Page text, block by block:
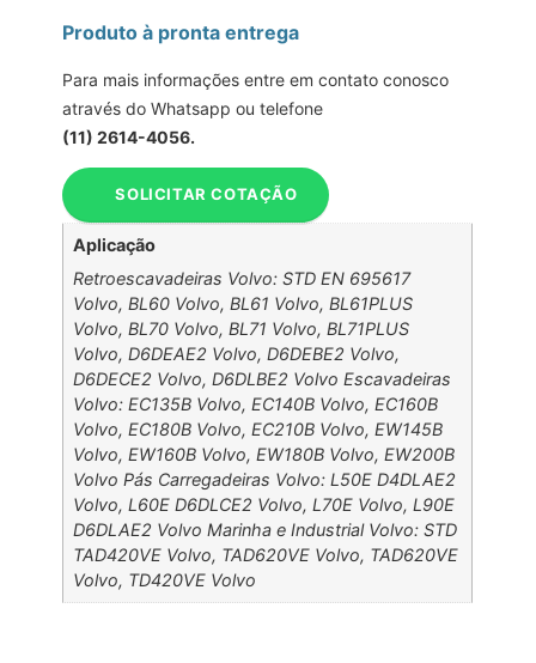
Produto à pronta entrega
Para mais informações entre em contato conosco
através do Whatsapp ou telefone
(11) 2614-4056.
SOLICITAR COTAÇÃO
Aplicação
Retroescavadeiras Volvo: STD EN 695617
Volvo, BL60 Volvo, BL61 Volvo, BL61PLUS
Volvo, BL70 Volvo, BL71 Volvo, BL71PLUS
Volvo, D6DEAE2 Volvo, D6DEBE2 Volvo,
D6DECE2 Volvo, D6DLBE2 Volvo Escavadeiras
Volvo: EC135B Volvo, EC140B Volvo, EC160B
Volvo, EC180B Volvo, EC210B Volvo, EW145B
Volvo, EW160B Volvo, EW180B Volvo, EW200B
Volvo Pás Carregadeiras Volvo: L50E D4DLAE2
Volvo, L60E D6DLCE2 Volvo, L70E Volvo, L90E
D6DLAE2 Volvo Marinha e Industrial Volvo: STD
TAD420VE Volvo, TAD620VE Volvo, TAD620VE
Volvo, TD420VE Volvo